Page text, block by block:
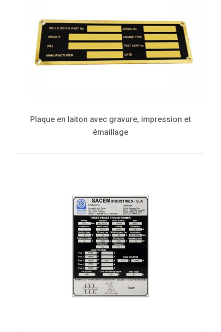
Plaque en laiton avec gravure, impression et
émaillage